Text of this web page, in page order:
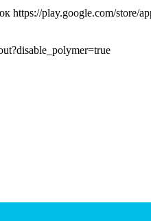
https://play.google.com/store/